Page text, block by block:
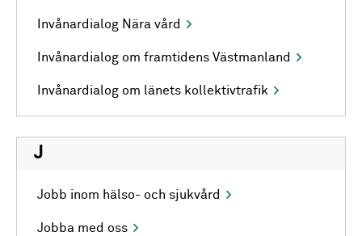
Invånardialog Nära vård
Invånardialog om framtidens Västmanland
Invånardialog om länets kollektivtrafik
J
Jobb inom hälso- och sjukvård
Jobba med oss